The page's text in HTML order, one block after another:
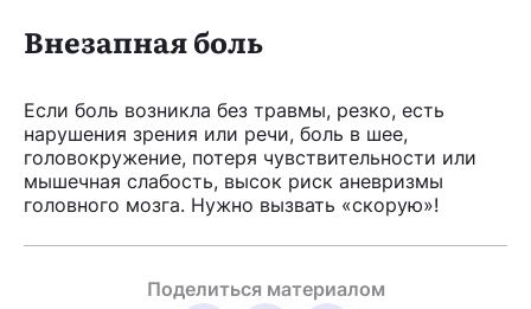
Внезапная боль
Если боль возникла без травмы, резко, есть
нарушения зрения или речи, боль в шее,
головокружение, потеря чувствительности или
мышечная слабость, высок риск аневризмы
головного мозга. Нужно вызвать «скорую»!
Поделиться материалом